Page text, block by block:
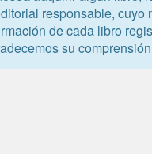
responsable, cuyo
de cada libro
su